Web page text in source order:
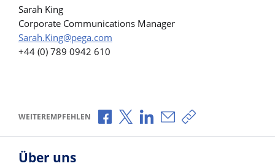
Sarah King
Corporate Communications Manager
Sarah.King@pega.com
+44 (0) 789 0942 610
WEITEREMPFEHLEN Über Facebook teilen
Über X teilen
Über LinkedIn teilen
Über E-Mail teilen
Link zum Teilen
Über uns